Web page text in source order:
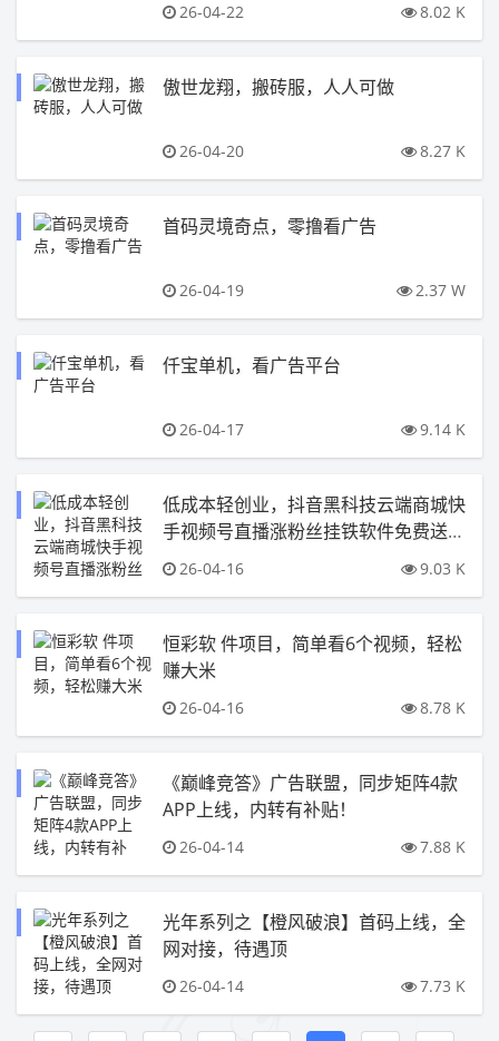
26-04-22 8.02 K
傲世龙翔，搬砖服，人人可做
26-04-20 8.27 K
首码灵境奇点，零撸看广告
26-04-19 2.37 W
仟宝单机，看广告平台
26-04-17 9.14 K
低成本轻创业，抖音黑科技云端商城快
手视频号直播涨粉丝挂铁软件免费送，
招募合伙人
26-04-16 9.03 K
恒彩软 件项目，简单看6个视频，轻松
赚大米
26-04-16 8.78 K
《巅峰竞答》广告联盟，同步矩阵4款
APP上线，内转有补贴！
26-04-14 7.88 K
光年系列之【橙风破浪】首码上线，全
网对接，待遇顶
26-04-14 7.73 K